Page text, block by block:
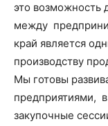
это возможность
между
край является
производству
Мы готовы
предприятиями,
закупочные